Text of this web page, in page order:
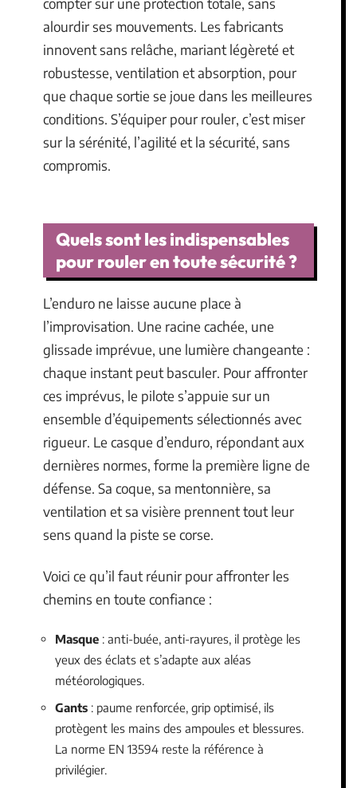
alourdir ses mouvements. Les fabricants
innovent sans relâche, mariant légèreté et
robustesse, ventilation et absorption, pour
que chaque sortie se joue dans les meilleures
conditions. S’équiper pour rouler, c’est miser
sur la sérénité, l’agilité et la sécurité, sans
compromis.
Quels sont les indispensables
pour rouler en toute sécurité ?
L’enduro ne laisse aucune place à
l’improvisation. Une racine cachée, une
glissade imprévue, une lumière changeante :
chaque instant peut basculer. Pour affronter
ces imprévus, le pilote s’appuie sur un
ensemble d’équipements sélectionnés avec
rigueur. Le casque d’enduro, répondant aux
dernières normes, forme la première ligne de
défense. Sa coque, sa mentonnière, sa
ventilation et sa visière prennent tout leur
sens quand la piste se corse.
Voici ce qu’il faut réunir pour affronter les
chemins en toute confiance :
Masque : anti-buée, anti-rayures, il protège les
yeux des éclats et s’adapte aux aléas
météorologiques.
Gants : paume renforcée, grip optimisé, ils
protègent les mains des ampoules et blessures.
La norme EN 13594 reste la référence à
privilégier.